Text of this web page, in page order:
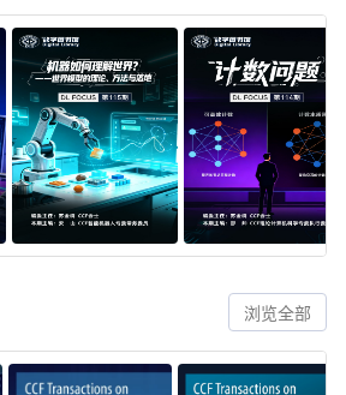
浏览全部